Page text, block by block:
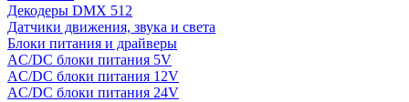
Декодеры DMX 512
Датчики движения, звука и света
Блоки питания и драйверы
AC/DC блоки питания 5V
AC/DC блоки питания 12V
AC/DC блоки питания 24V